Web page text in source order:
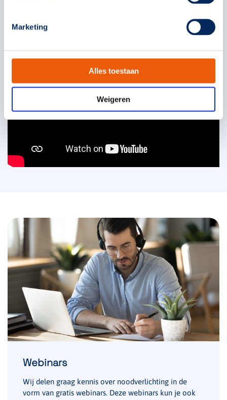
Marketing
Alles toestaan
Weigeren
Webinars
Wij delen graag kennis over noodverlichting in de
vorm van gratis webinars. Deze webinars kun je ook